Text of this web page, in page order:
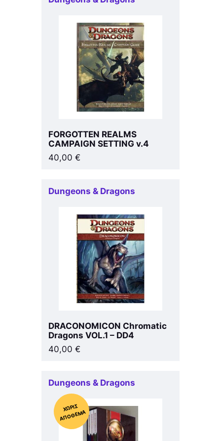
FORGOTTEN REALMS
CAMPAIGN SETTING v.4
40,00 €
Dungeons & Dragons
DRACONOMICON Chromatic
Dragons VOL.1 – DD4
40,00 €
Dungeons & Dragons
Χ
ΩΡΊΣ
Α
Π
Ό
ΘΕ
ΜΑ